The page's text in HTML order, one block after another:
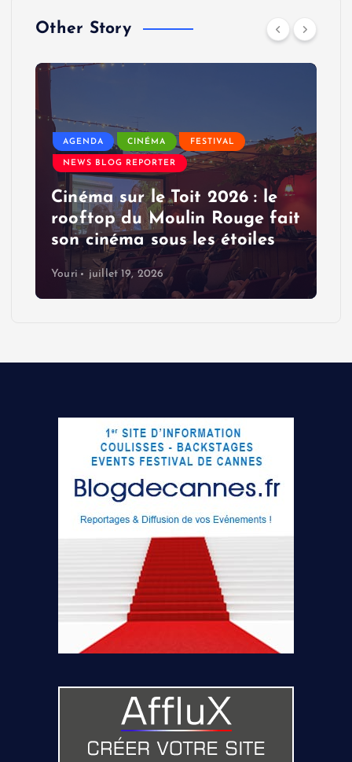
Other Story
AGENDA CINÉMA FESTIVAL
NEWS BLOG REPORTER
Cinéma sur le Toit 2026 : le
rooftop du Moulin Rouge fait
son cinéma sous les étoiles
Youri juillet 19, 2026